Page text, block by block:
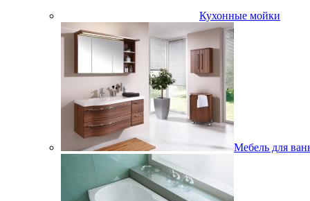
Кухонные мойки
Мебель для